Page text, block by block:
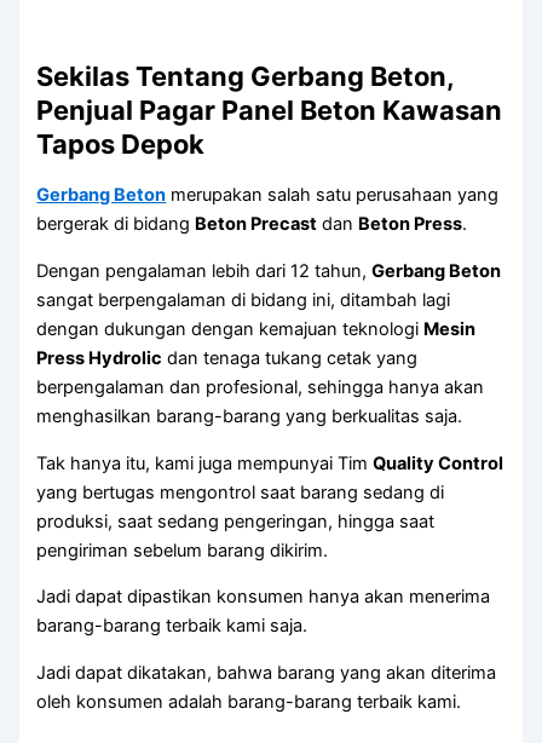
Sekilas Tentang Gerbang Beton,
Penjual Pagar Panel Beton Kawasan
Tapos Depok
Gerbang Beton merupakan salah satu perusahaan yang
bergerak di bidang Beton Precast dan Beton Press.
Dengan pengalaman lebih dari 12 tahun,Gerbang Beton
sangat berpengalaman di bidang ini, ditambah lagi
dengan dukungan dengan kemajuan teknologi Mesin
Press Hydrolic dan tenaga tukang cetak yang
berpengalaman dan profesional, sehingga hanya akan
menghasilkan barang-barang yang berkualitas saja.
Tak hanya itu, kami juga mempunyai TimQuality Control
yang bertugas mengontrol saat barang sedang di
produksi, saat sedang pengeringan, hingga saat
pengiriman sebelum barang dikirim.
Jadi dapat dipastikan konsumen hanya akan menerima
barang-barang terbaik kami saja.
Jadi dapat dikatakan, bahwa barang yang akan diterima
oleh konsumen adalah barang-barang terbaik kami.